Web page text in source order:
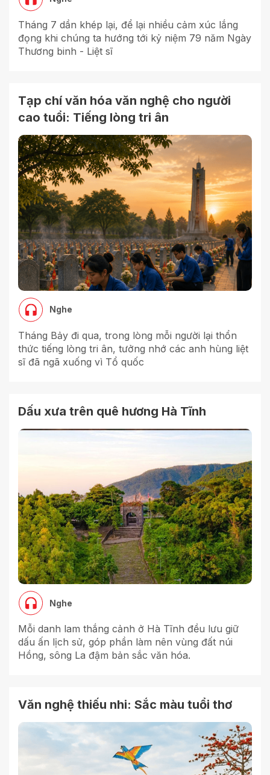
Tháng 7 dần khép lại, để lại nhiều cảm xúc lắng
đọng khi chúng ta hướng tới kỷ niệm 79 năm Ngày
Thương binh - Liệt sĩ
Tạp chí văn hóa văn nghệ cho người
cao tuổi: Tiếng lòng tri ân
Nghe
Tháng Bảy đi qua, trong lòng mỗi người lại thổn
thức tiếng lòng tri ân, tưởng nhớ các anh hùng liệt
sĩ đã ngã xuống vì Tổ quốc
Dấu xưa trên quê hương Hà Tĩnh
Nghe
Mỗi danh lam thắng cảnh ở Hà Tĩnh đều lưu giữ
dấu ấn lịch sử, góp phần làm nên vùng đất núi
Hồng, sông La đậm bản sắc văn hóa.
Văn nghệ thiếu nhi: Sắc màu tuổi thơ